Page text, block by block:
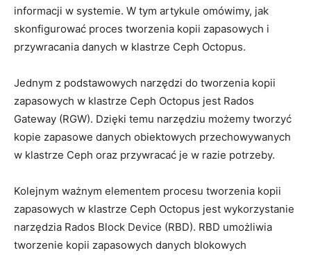
informacji w ‍systemie. W tym artykule ‍omówimy, jak
skonfigurować proces tworzenia kopii zapasowych i
przywracania danych w⁣ klastrze Ceph Octopus.
Jednym z podstawowych narzędzi do tworzenia kopii
zapasowych w klastrze Ceph Octopus jest Rados
Gateway ⁤(RGW). Dzięki temu narzędziu możemy tworzyć
‌kopie zapasowe danych obiektowych przechowywanych
w klastrze Ceph oraz przywracać je w razie potrzeby.
Kolejnym⁤ ważnym elementem procesu tworzenia kopii
zapasowych w⁢ klastrze Ceph Octopus jest wykorzystanie
narzędzia⁢ Rados‌ Block Device (RBD). RBD umożliwia
tworzenie‍ kopii zapasowych danych blokowych